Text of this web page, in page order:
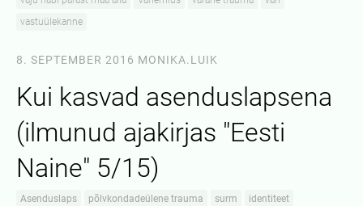
vastuülekanne
8. SEPTEMBER 2016 MONIKA.LUIK
Kui kasvad asenduslapsena
(ilmunud ajakirjas "Eesti
Naine" 5/15)
Asenduslaps põlvkondadeülene trauma surm identiteet